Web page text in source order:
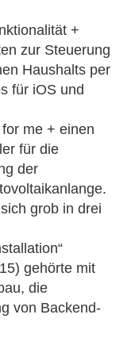
+
zur Steuerung
Haushalts per
für iOS und
me + einen
für die
der
grob in drei
gehörte mit
die
von Backend-